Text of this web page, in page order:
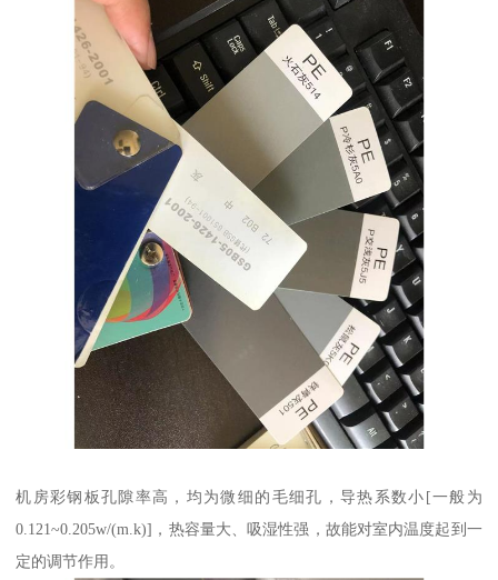
机房彩钢板孔隙率高，均为微细的毛细孔，导热系数小[一般为
0.121~0.205w/(m.k)]，热容量大、吸湿性强，故能对室内温度起到一
定的调节作用。